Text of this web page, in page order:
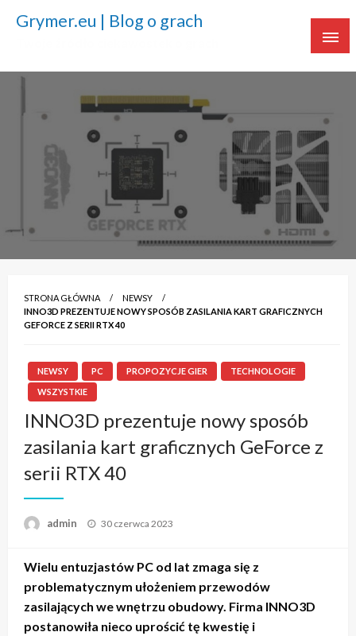
Grymer.eu | Blog o grach
STRONA GŁÓWNA
NEWSY
INNO3D PREZENTUJE NOWY SPOSÓB ZASILANIA KART GRAFICZNYCH
GEFORCE Z SERII RTX 40
NEWSY PC PROPOZYCJE GIER
TECHNOLOGIE
WSZYSTKIE
INNO3D prezentuje nowy sposób
zasilania kart graficznych GeForce z
serii RTX 40
admin Napisano
30 czerwca 2023
Wielu entuzjastów PC od lat zmaga się z
problematycznym ułożeniem przewodów
zasilających we wnętrzu obudowy. Firma INNO3D
postanowiła nieco uprościć tę kwestię i